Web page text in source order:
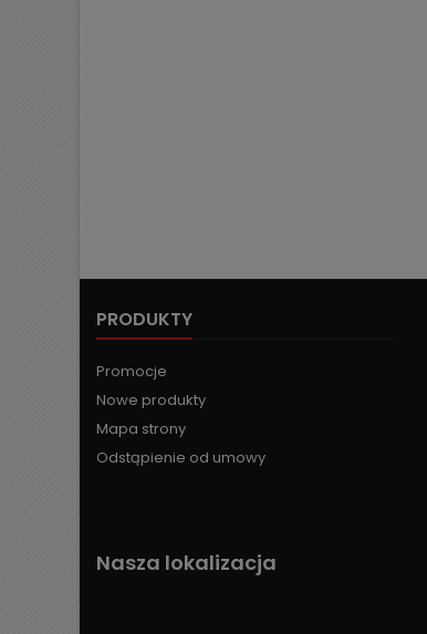
PRODUKTY
Promocje
Nowe produkty
Mapa strony
Odstąpienie od umowy
Nasza lokalizacja